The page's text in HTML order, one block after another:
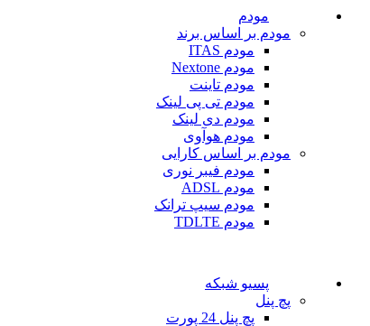
مودم
مودم بر اساس برند
مودم ITAS
مودم Nextone
مودم تاینت
مودم تی پی لینک
مودم دی لینک
مودم هوآوی
مودم بر اساس کارایی
مودم فیبر نوری
مودم ADSL
مودم سیپ ترانک
مودم TDLTE
پسیو شبکه
پچ پنل
پچ پنل 24 پورت